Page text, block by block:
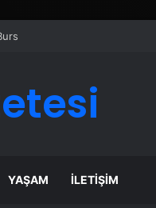
YAŞAM İLETIŞIM